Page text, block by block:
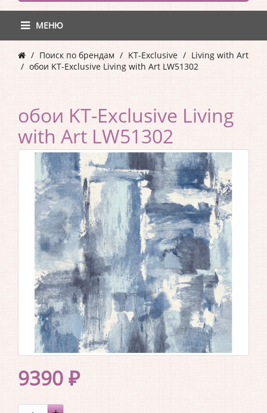
МЕНЮ
Поиск по брендам KT-Exclusive
Living with Art
обои KT-Exclusive Living with Art LW51302
обои KT-Exclusive Living
with Art LW51302
9390 ₽